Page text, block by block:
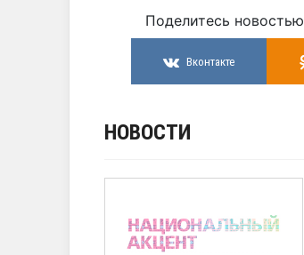
Поделитесь новостью
Вконтакте
НОВОСТИ